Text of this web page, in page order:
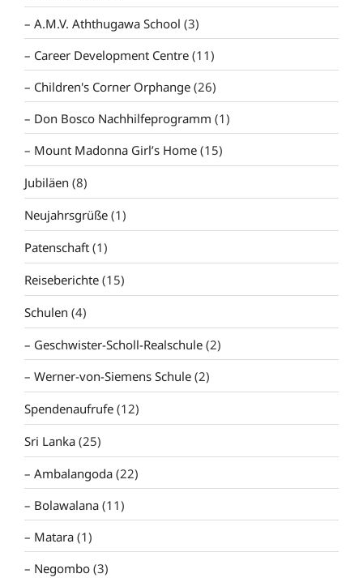
A.M.V. Aththugawa School (3)
Career Development Centre (11)
Children's Corner Orphange (26)
Don Bosco Nachhilfeprogramm (1)
Mount Madonna Girl’s Home (15)
Jubiläen (8)
Neujahrsgrüße (1)
Patenschaft (1)
Reiseberichte (15)
Schulen (4)
Geschwister-Scholl-Realschule (2)
Werner-von-Siemens Schule (2)
Spendenaufrufe (12)
Sri Lanka (25)
Ambalangoda (22)
Bolawalana (11)
Matara (1)
Negombo (3)